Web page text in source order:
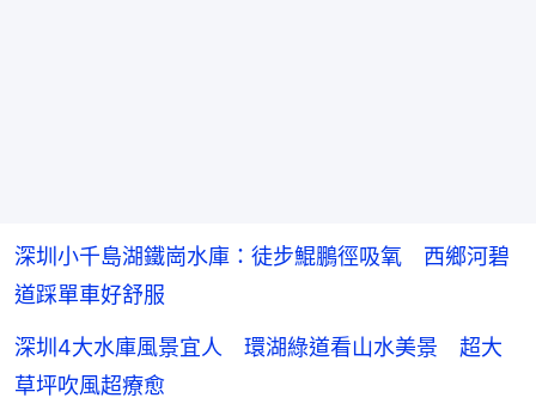
深圳小千島湖鐵崗水庫：徒步鯤鵬徑吸氧 西鄉河碧
道踩單車好舒服
深圳4大水庫風景宜人 環湖綠道看山水美景 超大
草坪吹風超療愈